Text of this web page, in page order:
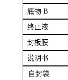
底物B
终止液
封板膜
说明书
自封袋